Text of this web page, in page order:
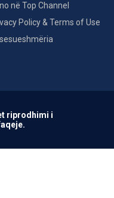
në Top Channel
Policy & Terms of Use
riprodhimi i